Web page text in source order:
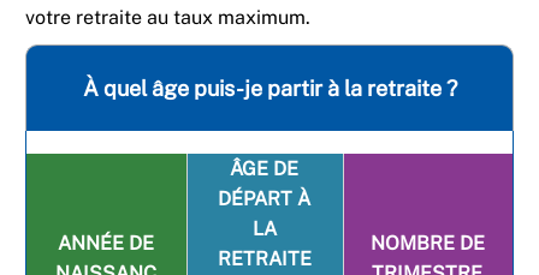
votre retraite au taux maximum.
À quel âge puis-je partir à la retraite ?
ANNÉE DE
ÂGE DE
DÉPART À
LA
RETRAITE
NOMBRE DE